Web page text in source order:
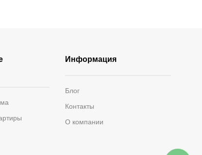
Информация
Блог
Контакты
О компании